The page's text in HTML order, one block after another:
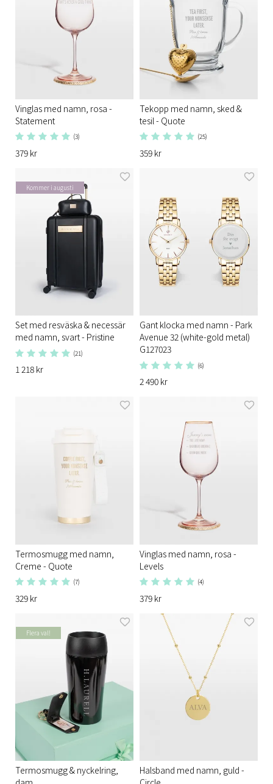
Vinglas med namn, rosa -
Statement
(3)
379 kr
Tekopp med namn, sked &
tesil - Quote
(25)
359 kr
Kommer i augusti
Set med resväska & necessär
med namn, svart - Pristine
(21)
1 218 kr
Gant klocka med namn - Park
Avenue 32 (white-gold metal)
G127023
(6)
2 490 kr
Termosmugg med namn,
Creme - Quote
(7)
329 kr
Vinglas med namn, rosa -
Levels
(4)
379 kr
Flera val!
Termosmugg & nyckelring,
Halsband med namn, guld -